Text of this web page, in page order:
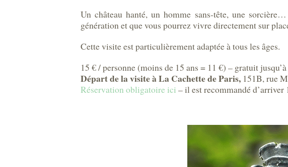
Un château hanté, un homme sans-tête, une
génération et que vous pourrez vivre directement sur
Cette visite est particulièrement adaptée à tous les âges.
15 € / personne (moins de 15 ans = 11 €) – gratuit jusqu’à
Départ de la visite à La Cachette de Paris, 151B, rue
Réservation obligatoire ici – il est recommandé d’arriver